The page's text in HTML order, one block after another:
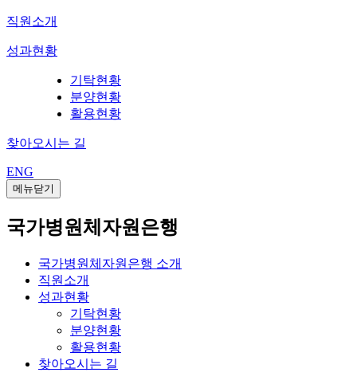
직원소개
성과현황
기탁현황
분양현황
활용현황
찾아오시는 길
ENG
메뉴닫기
국가병원체자원은행
국가병원체자원은행 소개
직원소개
성과현황
기탁현황
분양현황
활용현황
찾아오시는 길